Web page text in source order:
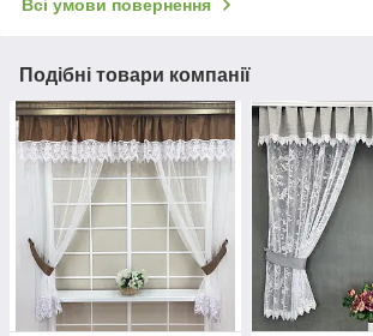
Всі умови повернення
Подібні товари компанії